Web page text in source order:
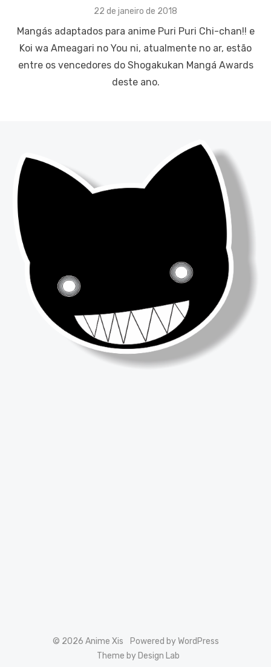
Posted
22 de janeiro de 2018
Mangás adaptados para anime Puri Puri Chi-chan!! e
Koi wa Ameagari no You ni, atualmente no ar, estão
entre os vencedores do Shogakukan Mangá Awards
deste ano.
© 2026 Anime Xis
Powered by WordPress
Theme by Design Lab